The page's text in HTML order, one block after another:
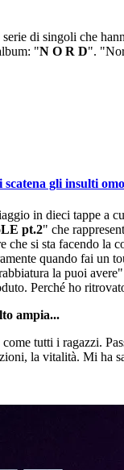
di singoli che
"N O R D".
gli insulti
in dieci tappe a
pt.2" che
che si sta facendo la
quando fai un
la puoi
Perché ho
ampia...
tutti i ragazzi.
la vitalità. Mi ha